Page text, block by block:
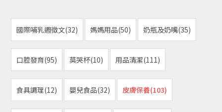
國際哺乳週徵文(32) 媽媽用品(50) 奶瓶及奶嘴(35)
口腔發育(95) 莫哭杯(10) 用品清潔(111)
食具調理(12) 嬰兒食品(32) 皮膚保養(103)